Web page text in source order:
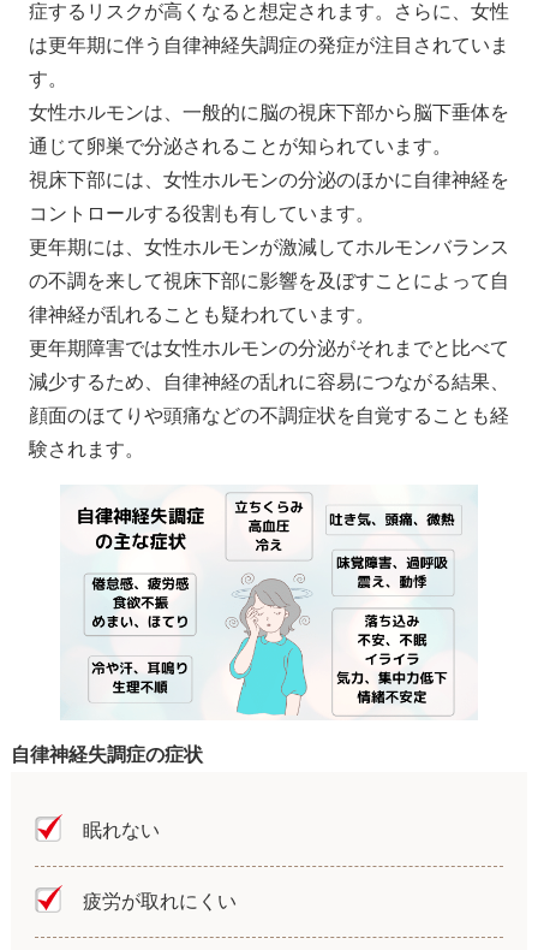
症するリスクが高くなると想定されます。さらに、女性
は更年期に伴う自律神経失調症の発症が注目されていま
す。
女性ホルモンは、一般的に脳の視床下部から脳下垂体を
通じて卵巣で分泌されることが知られています。
視床下部には、女性ホルモンの分泌のほかに自律神経を
コントロールする役割も有しています。
更年期には、女性ホルモンが激減してホルモンバランス
の不調を来して視床下部に影響を及ぼすことによって自
律神経が乱れることも疑われています。
更年期障害では女性ホルモンの分泌がそれまでと比べて
減少するため、自律神経の乱れに容易につながる結果、
顔面のほてりや頭痛などの不調症状を自覚することも経
験されます。
自律神経失調症の症状
眠れない
疲労が取れにくい